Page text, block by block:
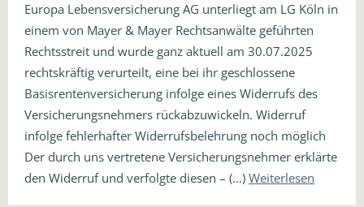
Europa Lebensversicherung AG unterliegt am LG Köln in
einem von Mayer & Mayer Rechtsanwälte geführten
Rechtsstreit und wurde ganz aktuell am 30.07.2025
rechtskräftig verurteilt, eine bei ihr geschlossene
Basisrentenversicherung infolge eines Widerrufs des
Versicherungsnehmers rückabzuwickeln. Widerruf
infolge fehlerhafter Widerrufsbelehrung noch möglich
Der durch uns vertretene Versicherungsnehmer erklärte
den Widerruf und verfolgte diesen – (…) Weiterlesen